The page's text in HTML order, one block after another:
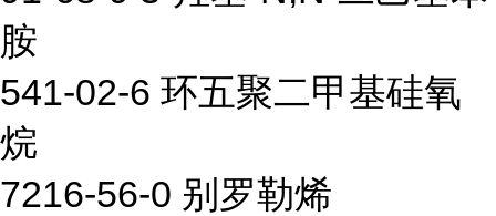
胺
541-02-6 环五聚二甲基硅氧
烷
7216-56-0 别罗勒烯